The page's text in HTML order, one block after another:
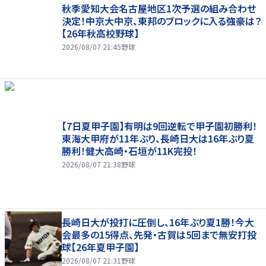
秋季愛知大会名古屋地区1次予選の組み合わせ
決定！中京大中京、東邦のブロックに入る強豪は？
【26年秋高校野球】
2026/08/07 21:45野球
【7日夏甲子園】有明は9回逆転で甲子園初勝利！
東海大甲府が11年ぶり、長崎日大は16年ぶり夏
勝利！健大高崎・石垣が11K完投！
2026/08/07 21:38野球
長崎日大が投打に圧倒し、16年ぶり夏1勝！今大
会最多の15得点、先発・古賀は5回まで無安打投
球【26年夏甲子園】
2026/08/07 21:31 野球